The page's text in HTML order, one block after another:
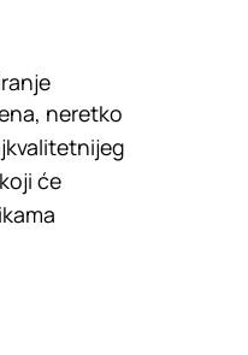
neretko
će